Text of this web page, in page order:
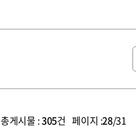
총게시물 :305건 페이지 :28/31